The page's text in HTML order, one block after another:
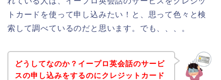
トカードを使って申し込みたい！と、思って色々と検
索して調べているのだと思います。でも、、、。
どうしてなのか？イープロ英会話のサービ
スの申し込みをするのにクレジットカード